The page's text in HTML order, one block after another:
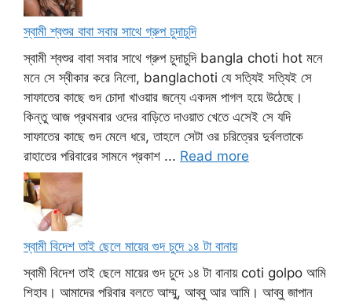
স্বামী শ্বশুর বাবা সবার সাথে গ্রুপ চুদাচুদি
স্বামী শ্বশুর বাবা সবার সাথে গ্রুপ চুদাচুদি bangla choti hot মনে
মনে সে স্বীকার করে নিলো, banglachoti যে সত্যিই সত্যিই সে
সাফাতের কাছে গুদ চোদা খাওয়ার জন্যে একদম পাগল হয়ে উঠেছে।
কিন্তু আজ প্রথমবার ওদের বাড়িতে দাওয়াত খেতে এসেই সে যদি
সাফাতের কাছে গুদ মেলে ধরে, তাহলে সেটা ওর চরিত্রের দুর্বলতাকে
রাহাতের পরিবারের সামনে প্রকাশ ... Read more
স্বামী বিদেশ তাই ছেলে মায়ের গুদ চুদে ১৪ টা বানায়
স্বামী বিদেশ তাই ছেলে মায়ের গুদ চুদে ১৪ টা বানায় coti golpo আমি
শিহাব। আমাদের পরিবার বলতে আম্মু, আব্বু আর আমি। আব্বু জাপান